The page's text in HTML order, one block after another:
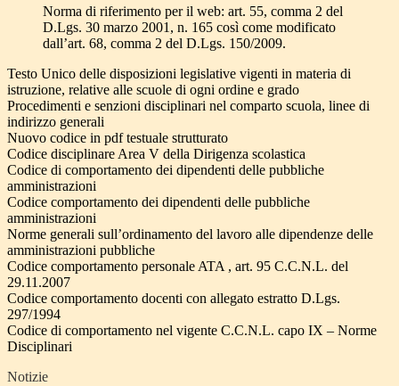
Norma di riferimento per il web: art. 55, comma 2 del
D.Lgs. 30 marzo 2001, n. 165 così come modificato
dall’art. 68, comma 2 del D.Lgs. 150/2009.
Testo Unico delle disposizioni legislative vigenti in materia di
istruzione, relative alle scuole di ogni ordine e grado
Procedimenti e senzioni disciplinari nel comparto scuola, linee di
indirizzo generali
Nuovo codice in pdf testuale strutturato
Codice disciplinare Area V della Dirigenza scolastica
Codice di comportamento dei dipendenti delle pubbliche
amministrazioni
Codice comportamento dei dipendenti delle pubbliche
amministrazioni
Norme generali sull’ordinamento del lavoro alle dipendenze delle
amministrazioni pubbliche
Codice comportamento personale ATA , art. 95 C.C.N.L. del
29.11.2007
Codice comportamento docenti con allegato estratto D.Lgs.
297/1994
Codice di comportamento nel vigente C.C.N.L. capo IX – Norme
Disciplinari
Notizie